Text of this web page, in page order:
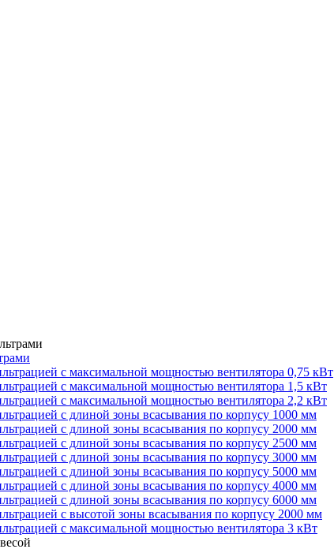
с максимальной мощностью вентилятора 0,75 кВт
с максимальной мощностью вентилятора 1,5 кВт
с максимальной мощностью вентилятора 2,2 кВт
с длиной зоны всасывания по корпусу 1000 мм
с длиной зоны всасывания по корпусу 2000 мм
с длиной зоны всасывания по корпусу 2500 мм
с длиной зоны всасывания по корпусу 3000 мм
с длиной зоны всасывания по корпусу 5000 мм
с длиной зоны всасывания по корпусу 4000 мм
с длиной зоны всасывания по корпусу 6000 мм
с высотой зоны всасывания по корпусу 2000 мм
с максимальной мощностью вентилятора 3 кВт